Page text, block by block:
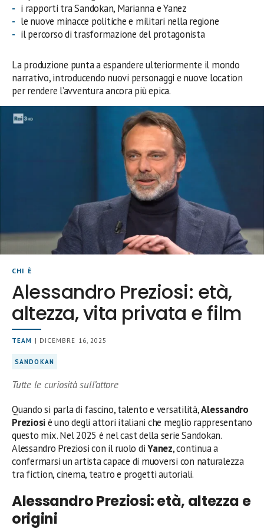
i rapporti tra Sandokan, Marianna e Yanez
le nuove minacce politiche e militari nella regione
il percorso di trasformazione del protagonista
La produzione punta a espandere ulteriormente il mondo
narrativo, introducendo nuovi personaggi e nuove location
per rendere l’avventura ancora più epica.
CHI È
Alessandro Preziosi: età,
altezza, vita privata e film
TEAM | DICEMBRE 16, 2025
SANDOKAN
Tutte le curiosità sull’attore
Quando si parla di fascino, talento e versatilità,Alessandro
Preziosiè uno degli attori italiani che meglio rappresentano
questo mix. Nel 2025 è nel cast della serie Sandokan.
Alessandro Preziosi con il ruolo diYanez, continua a
confermarsi un artista capace di muoversi con naturalezza
tra fiction, cinema, teatro e progetti autoriali.
Alessandro Preziosi: età, altezza e
origini